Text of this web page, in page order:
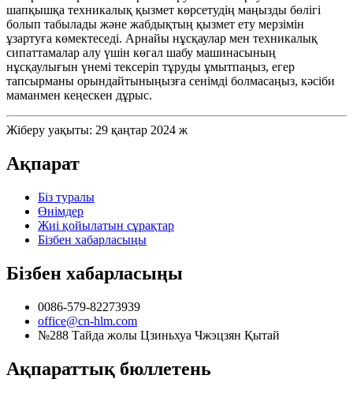
шапқышқа техникалық қызмет көрсетудің маңызды бөлігі
болып табылады және жабдықтың қызмет ету мерзімін
ұзартуға көмектеседі. Арнайы нұсқаулар мен техникалық
сипаттамалар алу үшін көгал шабу машинасының
нұсқаулығын үнемі тексеріп тұруды ұмытпаңыз, егер
тапсырманы орындайтыныңызға сенімді болмасаңыз, кәсіби
маманмен кеңескен дұрыс.
Жіберу уақыты: 29 қаңтар 2024 ж
Ақпарат
Біз туралы
Өнімдер
Жиі қойылатын сұрақтар
Бізбен хабарласыңы
Бізбен хабарласыңы
0086-579-82273939
office@cn-hlm.com
№288 Тайда жолы Цзиньхуа Чжэцзян Қытай
Ақпараттық бюллетень